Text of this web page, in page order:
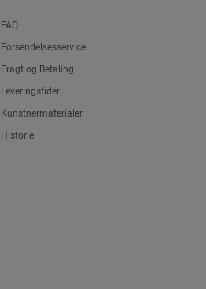
FAQ
Forsendelsesservice
Fragt og Betaling
Leveringstider
Kunstnermaterialer
Historie